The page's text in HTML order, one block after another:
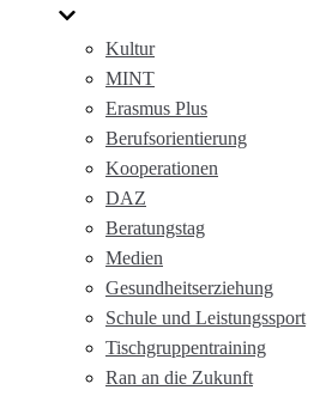
Kultur
MINT
Erasmus Plus
Berufsorientierung
Kooperationen
DAZ
Beratungstag
Medien
Gesundheitserziehung
Schule und Leistungssport
Tischgruppentraining
Ran an die Zukunft